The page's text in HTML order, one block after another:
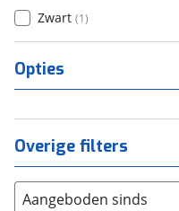
Zwart (1)
Opties
Overige filters
Aangeboden sinds